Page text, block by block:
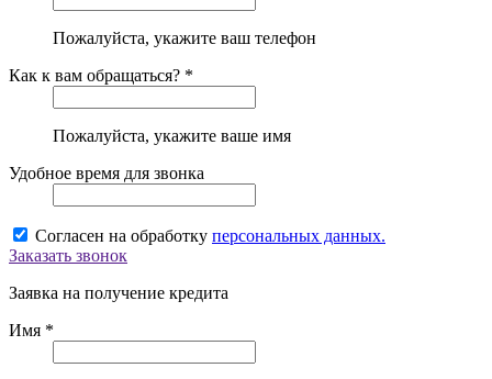
Пожалуйста, укажите ваш телефон
Как к вам обращаться? *
Пожалуйста, укажите ваше имя
Удобное время для звонка
Согласен на обработку персональных данных.
Заказать звонок
Заявка на получение кредита
Имя *